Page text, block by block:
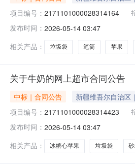
项目编号： 2171101000028314164
发布时间： 2026-05-14 03:47
相关产品：
垃圾袋 笔筒 苹果
关于牛奶的网上超市合同公告
中标｜合同公告 新疆维吾尔自治区
项目编号： 2171101000028314423
发布时间： 2026-05-14 03:47
相关产品：
冰糖心苹果 垃圾袋